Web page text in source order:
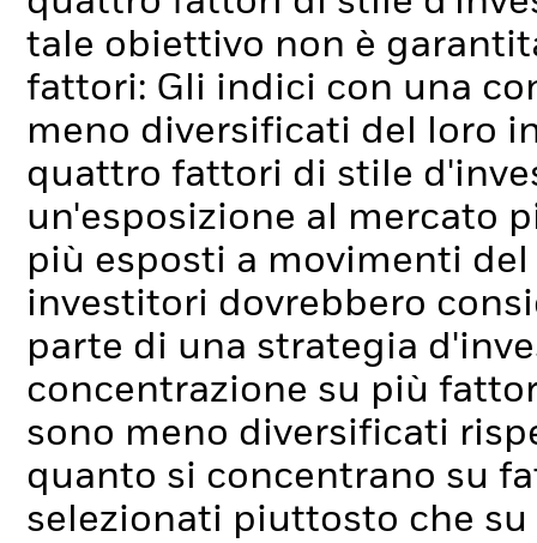
tale obiettivo non è
fattori: Gli indici con una
meno diversificati del loro
quattro fattori di stile
un'esposizione al mercato
più esposti a movimenti
investitori dovrebbero
parte di una strategia
concentrazione su più
sono meno diversificati
quanto si concentrano su
selezionati piuttosto che